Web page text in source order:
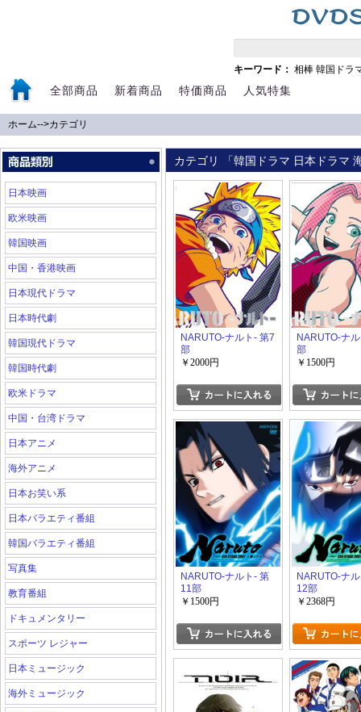
キーワード： 相棒 韓国ドラ
全部商品 新着商品 特価商品 人気特集
ホーム-->カテゴリ
日本映画
欧米映画
韓国映画
中国・香港映画
日本現代ドラマ
日本時代劇
韓国現代ドラマ
韓国時代劇
欧米ドラマ
中国・台湾ドラマ
日本アニメ
海外アニメ
日本お笑い系
日本バラエティ番組
韓国バラエティ番組
写真集
教育番組
ドキュメンタリー
スポーツ レジャー
日本ミュージック
海外ミュージック
カテゴリ 「韓国ドラマ 日本ドラマ
NARUTO-ナルト- 第7
部
￥2000円
NARUTO-ナ
部
￥1500円
NARUTO-ナルト- 第
11部
￥1500円
NARUTO-ナ
12部
￥2368円